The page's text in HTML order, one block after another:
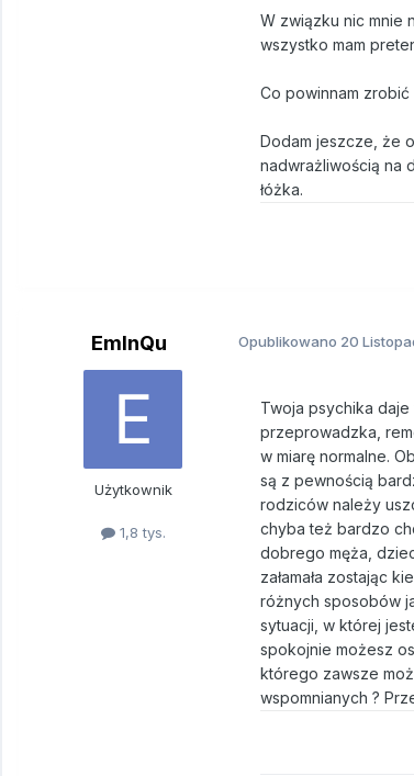
W związku nic mnie
wszystko mam
Co powinnam
Dodam jeszcze, że
nadwrażliwością na
łóżka.
EmInQu
Użytkownik
1,8 tys.
Opublikowano 20
Twoja psychika
przeprowadzka,
w miarę normalne.
są z pewnością
rodziców należy
chyba też bardzo
dobrego męża,
załamała zostając
różnych sposobów
sytuacji, w której
spokojnie możesz
którego zawsze
wspomnianych ?